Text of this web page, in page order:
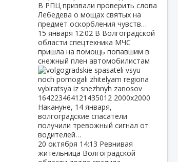
В РПЦ призвали проверить слова
Лебедева о мощах святых на
предмет оскорбления чувств…
15 января 12:02 В Волгоградской
области спецтехника МЧС
пришла на помощь попавшим в
снежный плен автомобилистам
Накануне, 14 января,
волгоградские спасатели
получили тревожный сигнал от
водителей…
20 октября 14:13 Ревнивая
жительница Волгоградской